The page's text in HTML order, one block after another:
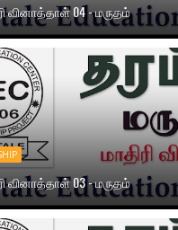
வினாத்தாள் 04 - மருதம்
வினாத்தாள் 03 - மருதம்